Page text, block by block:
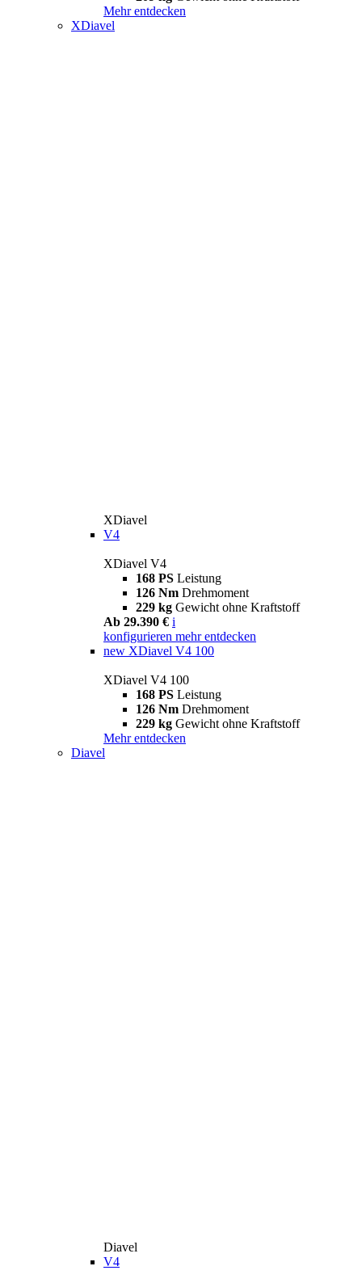
Mehr entdecken
XDiavel
XDiavel
V4
XDiavel V4
168 PS Leistung
126 Nm Drehmoment
229 kg Gewicht ohne Kraftstoff
Ab 29.390 € i
konfigurieren mehr entdecken
new XDiavel V4 100
XDiavel V4 100
168 PS Leistung
126 Nm Drehmoment
229 kg Gewicht ohne Kraftstoff
Mehr entdecken
Diavel
Diavel
V4